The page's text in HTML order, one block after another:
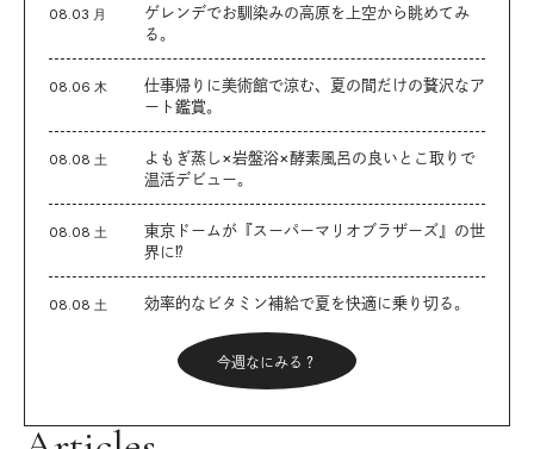
08.03 月
ゲレンデでお馴染みの高原を上空から眺めてみ
る。
08.06 木
仕事帰りに美術館で涼む、夏の間だけの贅沢なア
ート鑑賞。
08.08 土
よもぎ蒸し×岩盤浴×酵素風呂の良いとこ取りで
温活デビュー。
08.08 土
東京ドームが『スーパーマリオブラザーズ』の世
界に⁉︎
08.08 土 効率的なビタミン補給で夏を快適に乗り切る。
今週なにみる？